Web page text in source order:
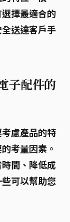
擇最適合的
送達客戶手
子配件的
慮產品的特
考量因素。
間、降低成
可以幫助您